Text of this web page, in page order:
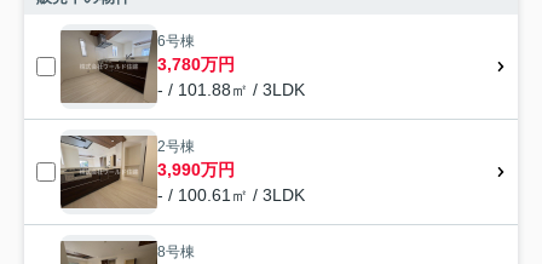
6号棟
3,780万円
- / 101.88㎡ / 3LDK
2号棟
3,990万円
- / 100.61㎡ / 3LDK
8号棟